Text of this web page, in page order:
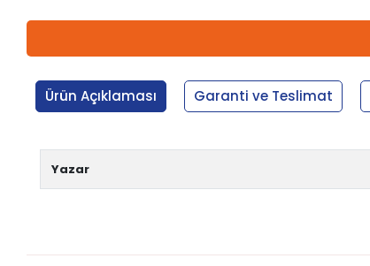
Ürün Açıklaması Garanti ve Teslimat
Yazar